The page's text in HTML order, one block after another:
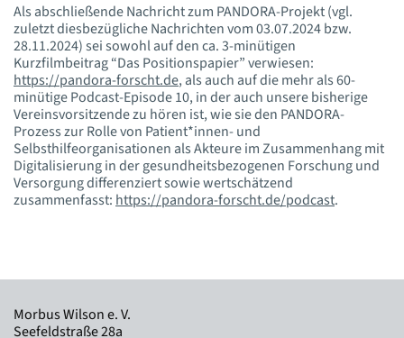
Als abschließende Nachricht zum PANDORA-Projekt (vgl.
zuletzt diesbezügliche Nachrichten vom 03.07.2024 bzw.
28.11.2024) sei sowohl auf den ca. 3-minütigen
Kurzfilmbeitrag “Das Positionspapier” verwiesen:
https://pandora-forscht.de, als auch auf die mehr als 60-
minütige Podcast-Episode 10, in der auch unsere bisherige
Vereinsvorsitzende zu hören ist, wie sie den PANDORA-
Prozess zur Rolle von Patient*innen- und
Selbsthilfeorganisationen als Akteure im Zusammenhang mit
Digitalisierung in der gesundheitsbezogenen Forschung und
Versorgung differenziert sowie wertschätzend
zusammenfasst: https://pandora-forscht.de/podcast.
Morbus Wilson e. V.
Seefeldstraße 28a